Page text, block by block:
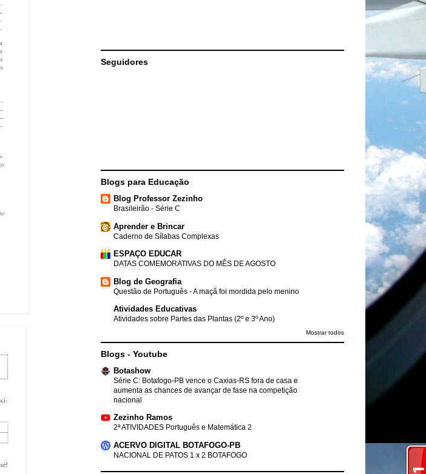
Seguidores
Blogs para Educação
Blog Professor Zezinho
Brasileirão - Série C
Aprender e Brincar
Caderno de Sílabas Complexas
ESPAÇO EDUCAR
DATAS COMEMORATIVAS DO MÊS DE AGOSTO
Blog de Geografia
Questão de Português - A maçã foi mordida pelo menino
Atividades Educativas
Atividades sobre Partes das Plantas (2º e 3º Ano)
Mostrar todos
Blogs - Youtube
Botashow
Série C: Botafogo-PB vence o Caxias-RS fora de casa e
aumenta as chances de avançar de fase na competição
nacional
Zezinho Ramos
2ª ATIVIDADES Português e Matemática 2
ACERVO DIGITAL BOTAFOGO-PB
NACIONAL DE PATOS 1 x 2 BOTAFOGO